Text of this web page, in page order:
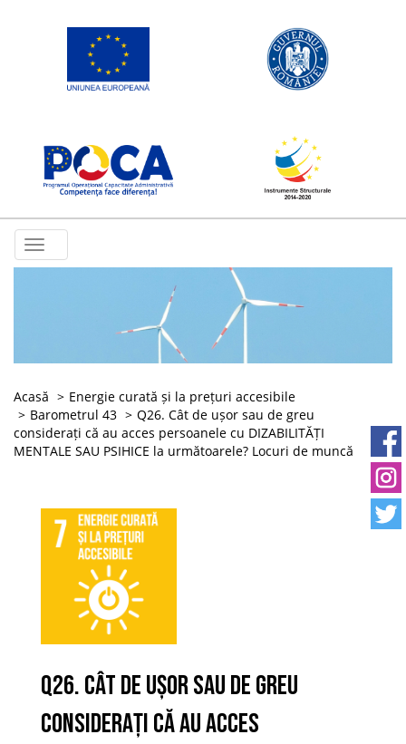
Toggle
navigation
Acasă
Energie curată și la prețuri accesibile
Barometrul 43
Q26. Cât de ușor sau de greu
considerați că au acces persoanele cu DIZABILITĂȚI
MENTALE SAU PSIHICE la următoarele? Locuri de muncă
Q26. Cât de ușor sau de greu
considerați că au acces